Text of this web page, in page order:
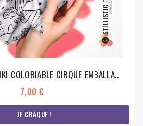
COUPON FUROSHIKI COLORIABLE CIRQUE EMBALLAGE CADEAU COTON ÉCO-RESPONSABLE
7,00 €
JE CRAQUE !